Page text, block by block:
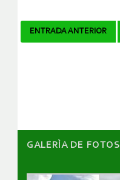
Navegador
ENTRADA ANTERIOR
GALERÌA DE FOTOS